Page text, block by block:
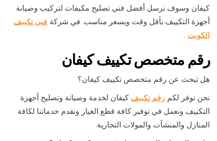
كيفان وسوف نرسل أفضل فني تصليح مكيفات لتركيب وصيانة
أجهزة التكييف بأقل وقت وبسعر مناسب. في شركة فني تكييف
الكويت .
رقم متخصص تكييف كيفان
هل تبحث عن رقم متخصص تكييف كيفان؟
نحن نوفر لكم رقم تكييف كيفان لخدمة وصيانة وتصليح أجهزة
التكييف ونعمل في توفير كافة قطع الغيار ونقدم خدماتنا لكافة
المنازل والمنشآت والمولات التجارية.